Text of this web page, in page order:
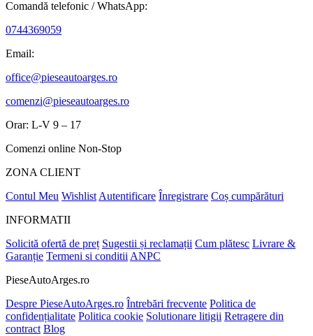
Comandă telefonic / WhatsApp:
0744369059
Email:
office@pieseautoarges.ro
comenzi@pieseautoarges.ro
Orar: L-V 9 – 17
Comenzi online Non-Stop
ZONA CLIENT
Contul Meu Wishlist Autentificare Înregistrare Coș cumpărături
INFORMATII
Solicită ofertă de preț Sugestii și reclamații Cum plătesc Livrare &
Garanție Termeni si conditii ANPC
PieseAutoArges.ro
Despre PieseAutoArges.ro Întrebări frecvente Politica de
confidențialitate Politica cookie Solutionare litigii Retragere din
contract Blog